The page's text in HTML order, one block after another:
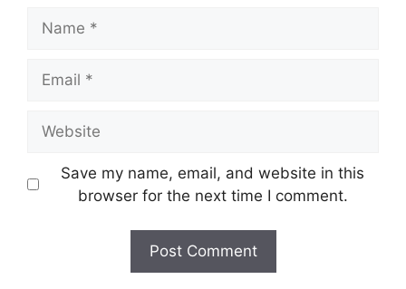
Save my name, email, and website in this
browser for the next time I comment.